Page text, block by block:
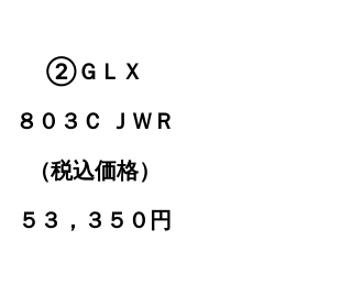
②ＧＬＸ
８０３Ｃ ＪＷＲ
（税込価格）
５３，３５０円